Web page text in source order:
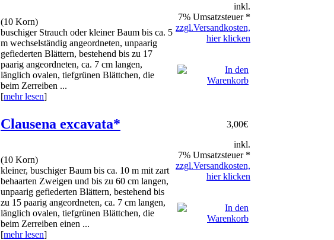
(10 Korn)
buschiger Strauch oder kleiner Baum bis ca. 5
m wechselständig angeordneten, unpaarig
gefiederten Blättern, bestehend bis zu 17
paarig angeordneten, ca. 7 cm langen,
länglich ovalen, tiefgrünen Blättchen, die
beim Zerreiben ...
[mehr lesen]
inkl.
7% Umsatzsteuer *
zzgl.Versandkosten,
hier klicken
Clausena excavata*
(10 Korn)
kleiner, buschiger Baum bis ca. 10 m mit zart
behaarten Zweigen und bis zu 60 cm langen,
unpaarig gefiederten Blättern, bestehend bis
zu 15 paarig angeordneten, ca. 7 cm langen,
länglich ovalen, tiefgrünen Blättchen, die
beim Zerreiben einen ...
[mehr lesen]
3,00€
inkl.
7% Umsatzsteuer *
zzgl.Versandkosten,
hier klicken